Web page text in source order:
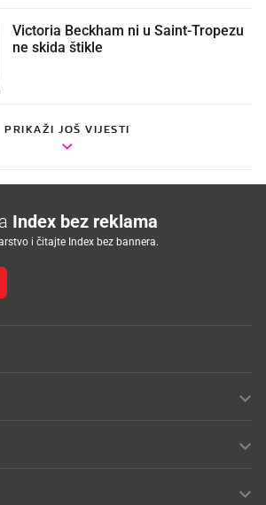
Victoria Beckham ni u Saint-Tropezu
ne skida štikle
PRIKAŽI JOŠ VIJESTI
Index bez reklama
i čitajte Index bez bannera.